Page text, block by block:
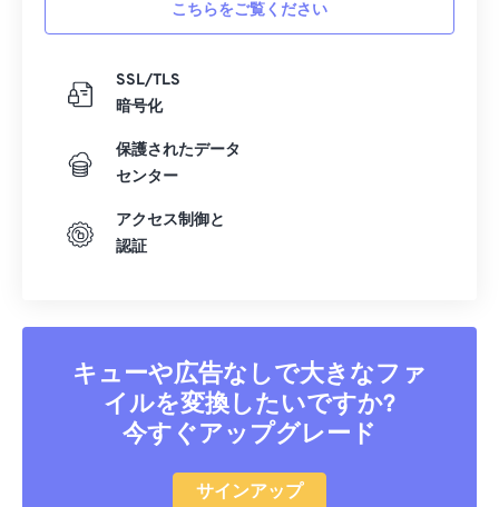
こちらをご覧ください
SSL/TLS
暗号化
保護されたデータ
センター
アクセス制御と
認証
キューや広告なしで大きなファ
イルを変換したいですか?
今すぐアップグレード
サインアップ